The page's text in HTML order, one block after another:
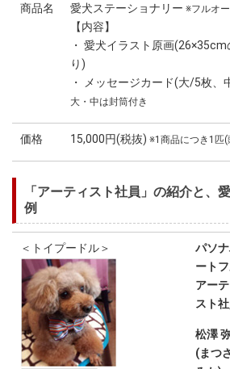
商品名 愛犬ステーショナリー ※フルオ
【内容】
・ 愛犬イラスト原画
り)
・ メッセージカード(大/5枚
大・中は封筒付き
価格 15,000円(税抜) ※1商品につき1匹
「アーティスト社員」の紹介と、
例
＜トイプードル＞
パソ
ート
アー
スト
松澤
(まつ